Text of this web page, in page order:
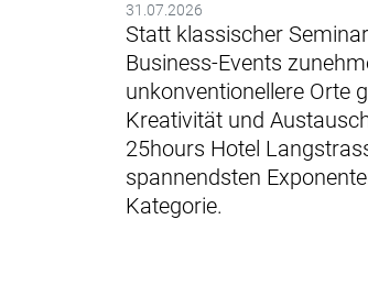
31.07.2026
Statt klassischer
Business-Events
unkonventionellere Orte
Kreativität und
25hours Hotel
spannendsten
Kategorie.